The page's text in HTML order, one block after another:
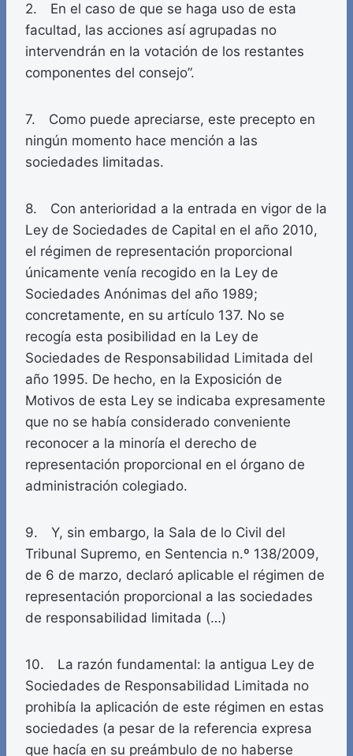
2. En el caso de que se haga uso de esta
facultad, las acciones así agrupadas no
intervendrán en la votación de los restantes
componentes del consejo”.
7. Como puede apreciarse, este precepto en
ningún momento hace mención a las
sociedades limitadas.
8. Con anterioridad a la entrada en vigor de la
Ley de Sociedades de Capital en el año 2010,
el régimen de representación proporcional
únicamente venía recogido en la Ley de
Sociedades Anónimas del año 1989;
concretamente, en su artículo 137. No se
recogía esta posibilidad en la Ley de
Sociedades de Responsabilidad Limitada del
año 1995. De hecho, en la Exposición de
Motivos de esta Ley se indicaba expresamente
que no se había considerado conveniente
reconocer a la minoría el derecho de
representación proporcional en el órgano de
administración colegiado.
9. Y, sin embargo, la Sala de lo Civil del
Tribunal Supremo, en Sentencia n.º 138/2009,
de 6 de marzo, declaró aplicable el régimen de
representación proporcional a las sociedades
de responsabilidad limitada (…)
10. La razón fundamental: la antigua Ley de
Sociedades de Responsabilidad Limitada no
prohibía la aplicación de este régimen en estas
sociedades (a pesar de la referencia expresa
que hacía en su preámbulo de no haberse